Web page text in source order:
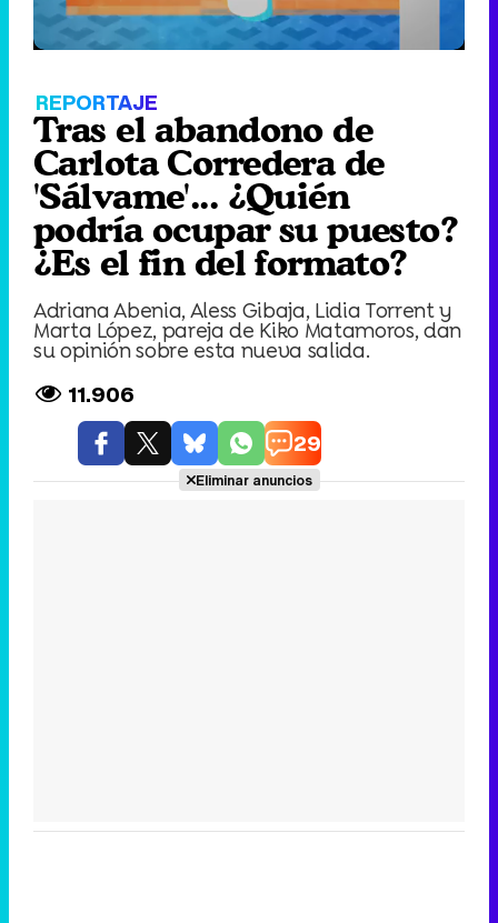
Unmute /
REPORTAJE
Tras el abandono de
Carlota Corredera de
'Sálvame'... ¿Quién
podría ocupar su puesto?
¿Es el fin del formato?
Adriana Abenia, Aless Gibaja, Lidia Torrent y
Marta López, pareja de Kiko Matamoros, dan
su opinión sobre esta nueva salida.
11.906
29
Eliminar anuncios